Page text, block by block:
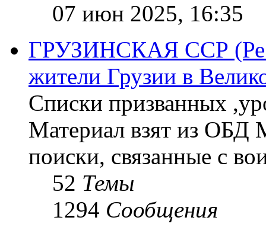
07 июн 2025, 16:35
ГРУЗИНСКАЯ ССР
жители Грузии в
Списки призванных
Материал взят из ОБД
поиски, связанные с
52 Темы
1294 Сообщения